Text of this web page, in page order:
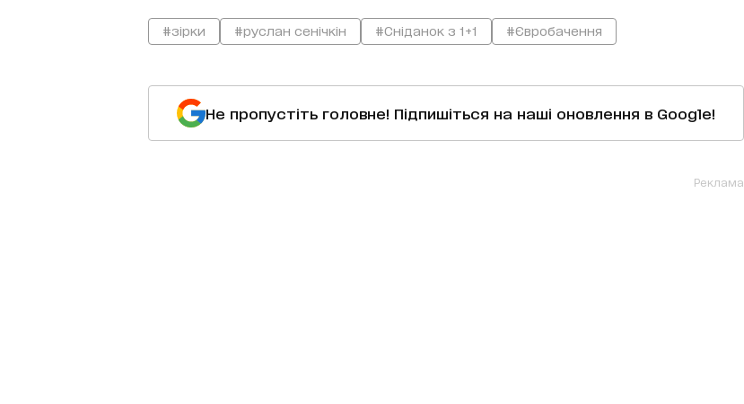
#зірки #руслан сенічкін #Сніданок з 1+1 #Євробачення
Не пропустіть головне! Підпишіться на наші оновлення в Google!
Реклама